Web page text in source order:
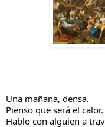
Una mañana, densa.
Pienso que será el
Hablo con alguien a